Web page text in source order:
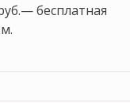
бесплатная